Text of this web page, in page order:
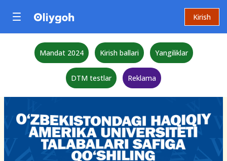
Kirish
Mandat 2024 Kirish ballari Yangiliklar
DTM testlar Reklama